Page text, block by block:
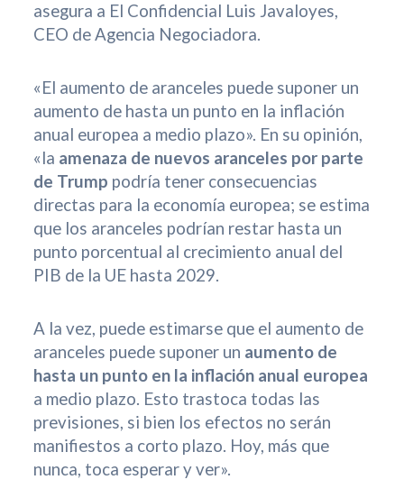
asegura a El Confidencial Luis Javaloyes,
CEO de Agencia Negociadora.
«El aumento de aranceles puede suponer un
aumento de hasta un punto en la inflación
anual europea a medio plazo». En su opinión,
«la amenaza de nuevos aranceles por parte
de Trump podría tener consecuencias
directas para la economía europea; se estima
que los aranceles podrían restar hasta un
punto porcentual al crecimiento anual del
PIB de la UE hasta 2029.
A la vez, puede estimarse que el aumento de
aranceles puede suponer un aumento de
hasta un punto en la inflación anual europea
a medio plazo. Esto trastoca todas las
previsiones, si bien los efectos no serán
manifiestos a corto plazo. Hoy, más que
nunca, toca esperar y ver».